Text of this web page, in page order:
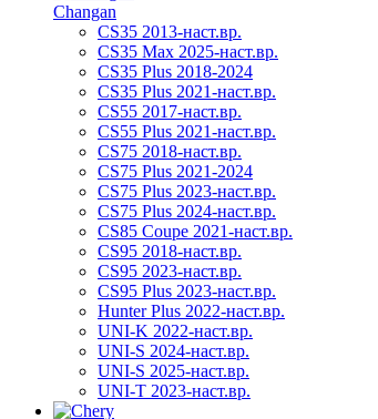
Changan
CS35 2013-наст.вр.
CS35 Max 2025-наст.вр.
CS35 Plus 2018-2024
CS35 Plus 2021-наст.вр.
CS55 2017-наст.вр.
CS55 Plus 2021-наст.вр.
CS75 2018-наст.вр.
CS75 Plus 2021-2024
CS75 Plus 2023-наст.вр.
CS75 Plus 2024-наст.вр.
CS85 Coupe 2021-наст.вр.
CS95 2018-наст.вр.
CS95 2023-наст.вр.
CS95 Plus 2023-наст.вр.
Hunter Plus 2022-наст.вр.
UNI-K 2022-наст.вр.
UNI-S 2024-наст.вр.
UNI-S 2025-наст.вр.
UNI-T 2023-наст.вр.